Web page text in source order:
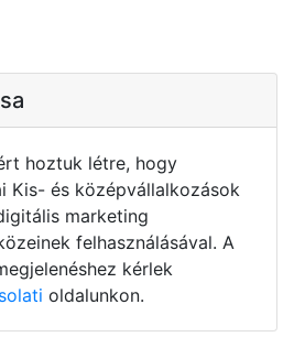
hoztuk létre, hogy
Kis- és középvállalkozások
marketing
felhasználásával. A
kérlek
oldalunkon.